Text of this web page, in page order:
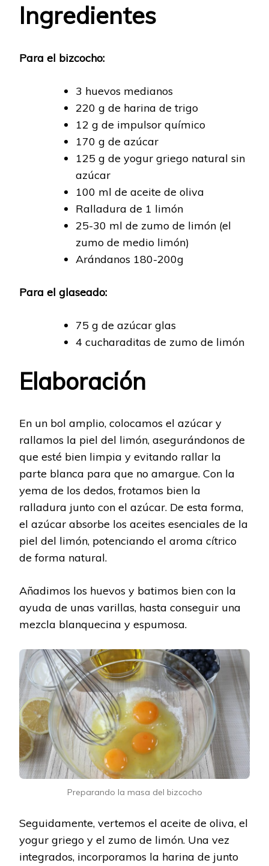
Ingredientes
Para el bizcocho:
3 huevos medianos
220 g de harina de trigo
12 g de impulsor químico
170 g de azúcar
125 g de yogur griego natural sin
azúcar
100 ml de aceite de oliva
Ralladura de 1 limón
25-30 ml de zumo de limón (el
zumo de medio limón)
Arándanos 180-200g
Para el glaseado:
75 g de azúcar glas
4 cucharaditas de zumo de limón
Elaboración
En un bol amplio, colocamos el azúcar y
rallamos la piel del limón, asegurándonos de
que esté bien limpia y evitando rallar la
parte blanca para que no amargue. Con la
yema de los dedos, frotamos bien la
ralladura junto con el azúcar. De esta forma,
el azúcar absorbe los aceites esenciales de la
piel del limón, potenciando el aroma cítrico
de forma natural.
Añadimos los huevos y batimos bien con la
ayuda de unas varillas, hasta conseguir una
mezcla blanquecina y espumosa.
Preparando la masa del bizcocho
Seguidamente, vertemos el aceite de oliva, el
yogur griego y el zumo de limón. Una vez
integrados, incorporamos la harina de junto